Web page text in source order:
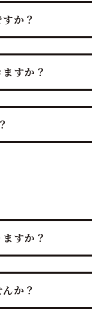
か？
、イベント後の楽しみ
化するプロの演出力
すか？
る鮪達人は、電源や
料理の提供を可能に
。
すか？
対応できる体制を確立
届けします。
か？